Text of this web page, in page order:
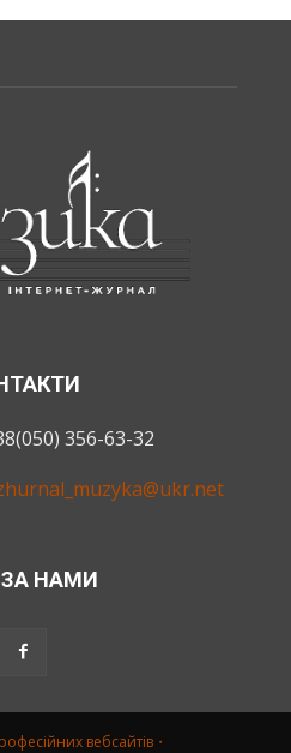
356-63-32
НАМИ
вебсайтів・